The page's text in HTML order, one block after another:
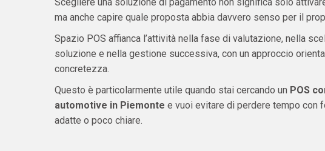
Scegliere una soluzione di pagamento non significa solo
ma anche capire quale proposta abbia davvero senso per il
Spazio POS affianca l’attività nella fase di valutazione, nella
soluzione e nella gestione successiva, con un approccio
concretezza.
Questo è particolarmente utile quando stai cercando un POS
automotive in Piemonte e vuoi evitare di perdere tempo con
adatte o poco chiare.